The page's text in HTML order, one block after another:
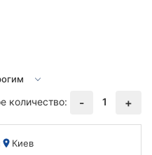
количество:
- 1 +
Киев